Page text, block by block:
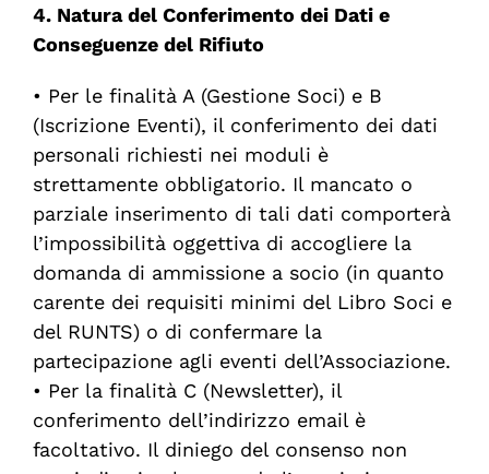
4. Natura del Conferimento dei Dati e
Conseguenze del Rifiuto
• Per le finalità A (Gestione Soci)e B
(Iscrizione Eventi), il conferimento dei dati
personali richiesti nei moduli è
strettamente obbligatorio. Il mancato o
parziale inserimento di tali dati comporterà
l’impossibilità oggettiva di accogliere la
domanda di ammissione a socio (in quanto
carente dei requisiti minimi del Libro Soci e
del RUNTS) o di confermare la
partecipazione agli eventi dell’Associazione.
• Per la finalità C (Newsletter), il
conferimento dell’indirizzo email è
facoltativo. Il diniego del consenso non